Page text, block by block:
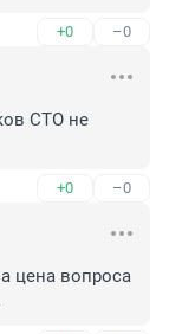
+0 –0
СТО не
+0 –0
цена вопроса